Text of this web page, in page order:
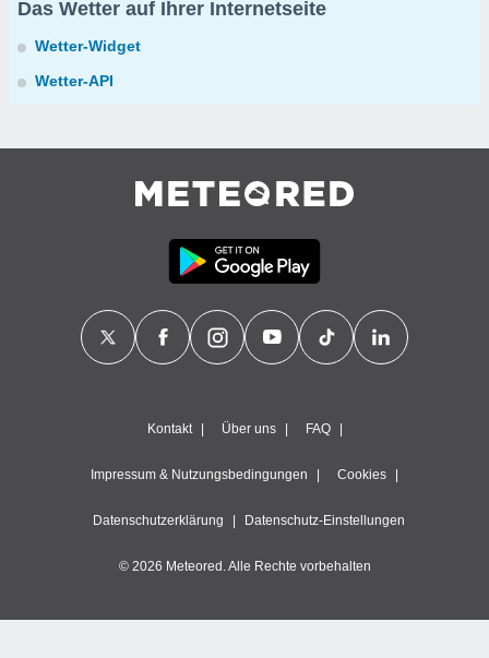
Das Wetter auf Ihrer Internetseite
Wetter-Widget
Wetter-API
Kontakt Über uns FAQ
Impressum & Nutzungsbedingungen Cookies
Datenschutzerklärung Datenschutz-Einstellungen
© 2026 Meteored. Alle Rechte vorbehalten